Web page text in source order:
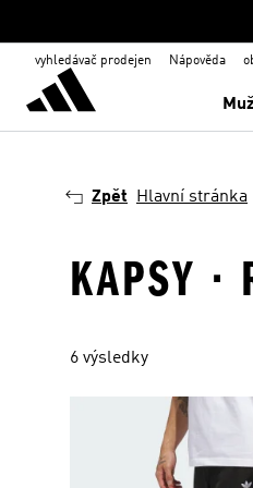
vyhledávač prodejen Nápověda
Zpět Hlavní stránka
KAPSY ·
6 výsledky